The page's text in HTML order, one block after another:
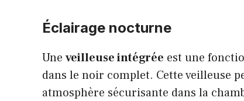
Éclairage nocturne
Une veilleuse intégrée est une
dans le noir complet. Cette veilleuse
atmosphère sécurisante dans la